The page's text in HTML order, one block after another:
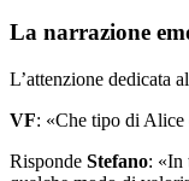
La narrazione
L’attenzione dedicata
VF: «Che tipo di Alice
Risponde Stefano: «In